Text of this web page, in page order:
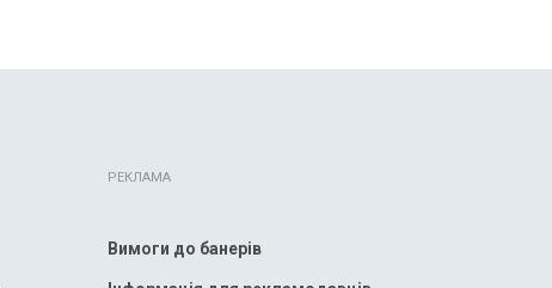
РЕКЛАМА
Вимоги до банерів